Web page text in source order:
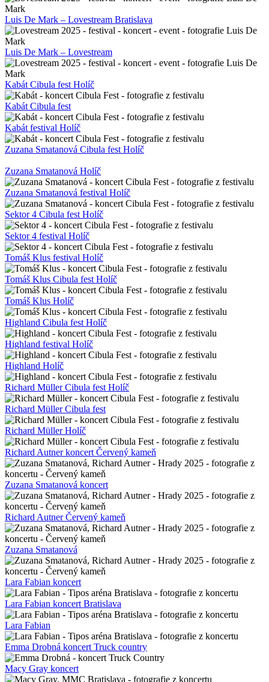
Luis De Mark – Lovestream Bratislava
Luis De Mark – Lovestream
Kabát Cibula fest Holíč
Kabát Cibula fest
Kabát festival Holíč
Zuzana Smatanová Cibula fest Holíč
Zuzana Smatanová Holíč
Zuzana Smatanová festival Holíč
Sektor 4 Cibula fest Holíč
Sektor 4 festival Holíč
Tomáš Klus festival Holíč
Tomáš Klus Cibula fest Holíč
Tomáš Klus Holíč
Highland Cibula fest Holíč
Highland festival Holíč
Highland Holíč
Richard Müller Cibula fest Holíč
Richard Müller Cibula fest
Richard Müller Holíč
Richard Autner koncert Červený kameň
Zuzana Smatanová koncert
Richard Autner Červený kameň
Zuzana Smatanová
Lara Fabian koncert
Lara Fabian koncert Bratislava
Lara Fabian
Emma Drobná koncert Truck country
Macy Gray koncert